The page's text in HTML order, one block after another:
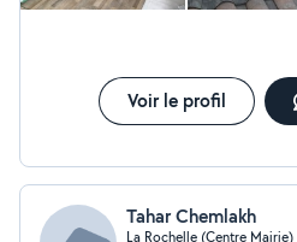
Voir le profil
Tahar Chemlakh
La Rochelle (Centre Mairie)